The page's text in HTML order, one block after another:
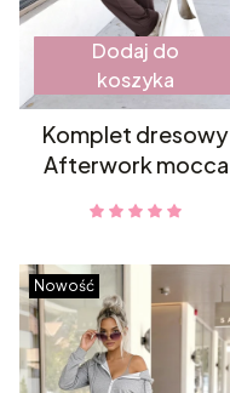
Dodaj do
koszyka
Komplet dresowy
Afterwork mocca
Nowość